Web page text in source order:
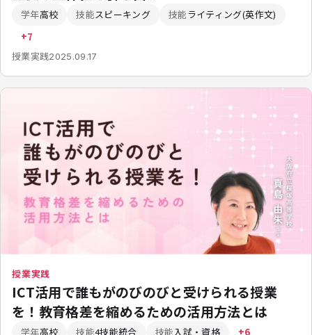
学年高校 技能スピーキング 技能ライティング(英作文)
+7
授業実践2025.09.17
授業実践
ICT活用で誰もがのびのびと受けられる授業
を！教育格差を縮めるための活用方法とは
学年高校 技能4技能統合 技能入試・資格 +6